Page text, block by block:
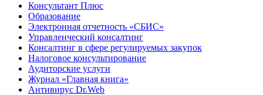
Консультант Плюс
Образование
Электронная отчетность «СБИС»
Управленческий консалтинг
Консалтинг в сфере регулируемых закупок
Налоговое консультирование
Аудиторские услуги
Журнал «Главная книга»
Антивирус Dr.Web